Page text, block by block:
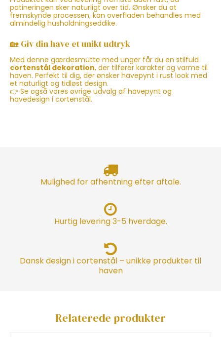
patineringen sker naturligt over tid. Ønsker du at
fremskynde processen, kan overfladen behandles med
almindelig husholdningseddike.
🏡 Giv din have et unikt udtryk
Med denne gærdesmutte med unger får du en stilfuld
cortenstål dekoration, der tilfører karakter og varme til
haven. Perfekt til dig, der ønsker havepynt i rust look med
et naturligt og tidløst design.
👉 Se også vores øvrige udvalg af havepynt og
havedesign i cortenstål.
Mulighed for afhentning efter aftale.
Hurtig levering 3-5 hverdage.
Dansk design i cortenstål – unikke produkter til
haven
Relaterede produkter